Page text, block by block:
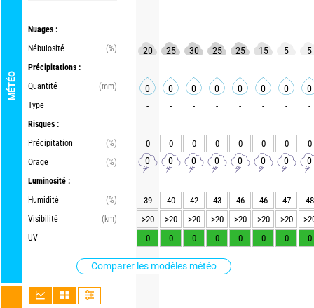
MÉTÉO
Nuages :
Nébulosité
(%)
Précipitations :
Quantité
(mm)
Type
Risques :
Précipitation
(%)
Orage
(%)
Luminosité :
Humidité
(%)
Visibilité
(km)
UV
Comparer les modèles météo
20 25 30 25 25 15 5 5
0 0 0 0 0 0 0 0
- - - - - - - -
0 0 0 0 0 0 0 0
0 0 0 0 0 0 0 0
39 40 42 43 46 46 47
48
>20
>20 >20 >20 >20 >20 >20
0
0 0 0 0 0 0 0